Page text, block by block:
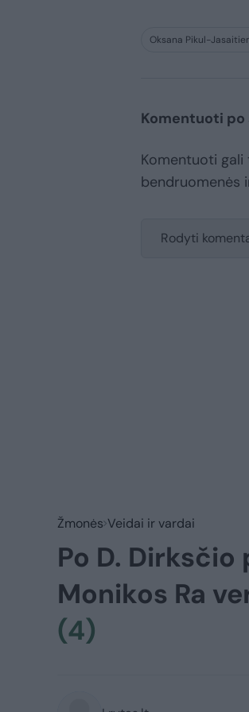
Oksana Pikul-
Komentuoti
Komentuoti
bendruomenės
Rodyti
Žmonės Veidai ir vardai
Po D.
Monikos Ra
(4)